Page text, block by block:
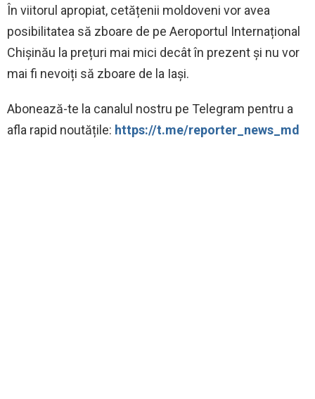
În viitorul apropiat, cetățenii moldoveni vor avea
posibilitatea să zboare de pe Aeroportul Internațional
Chișinău la prețuri mai mici decât în prezent și nu vor
mai fi nevoiți să zboare de la Iași.
Abonează-te la canalul nostru pe Telegram pentru a
afla rapid noutățile: https://t.me/reporter_news_md